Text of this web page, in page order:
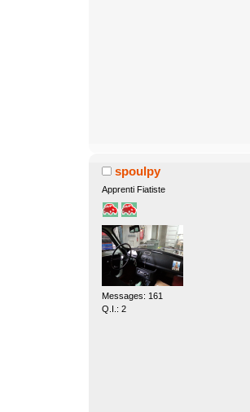
spoulpy
Apprenti Fiatiste
Messages: 161
Q.I.: 2